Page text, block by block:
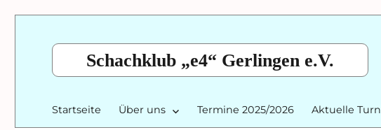
Schachklub „e4“ Gerlingen e.V.
Startseite Über uns Termine 2025/2026 Aktuelle